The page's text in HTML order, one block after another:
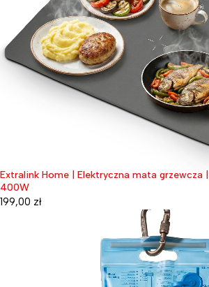
Extralink Home | Elektryczna mata grzewcza
400W
199,00 zł